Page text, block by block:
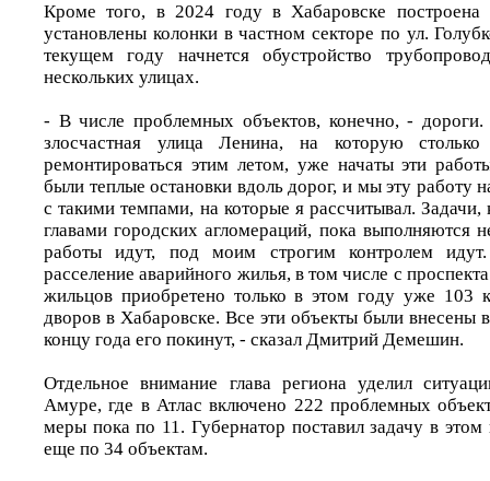
Кроме того, в 2024 году в Хабаровске построена
установлены колонки в частном секторе по ул.
текущем году начнется обустройство
нескольких улицах.
- В числе проблемных объектов, конечно, - дороги.
злосчастная улица Ленина, на которую
ремонтироваться этим летом, уже начаты эти
были теплые остановки вдоль дорог, и мы эту работу
с такими темпами, на которые я рассчитывал. Задачи,
главами городских агломераций, пока выполняются
работы идут, под моим строгим контролем
расселение аварийного жилья, в том числе с
жильцов приобретено только в этом году уже 103
дворов в Хабаровске. Все эти объекты были внесены
концу года его покинут, - сказал Дмитрий Демешин.
Отдельное внимание глава региона уделил
Амуре, где в Атлас включено 222 проблемных
меры пока по 11. Губернатор поставил задачу в
еще по 34 объектам.